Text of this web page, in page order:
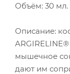
Объём: 30 мл.
Описание:
мышечное
дают им